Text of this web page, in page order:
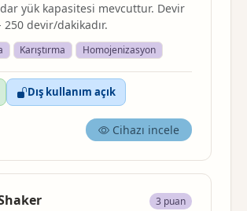
yük kapasitesi mevcuttur. Devir
250 devir/dakikadır.
Karıştırma Homojenizasyon
Dış kullanım açık
Cihazı incele
3 puan